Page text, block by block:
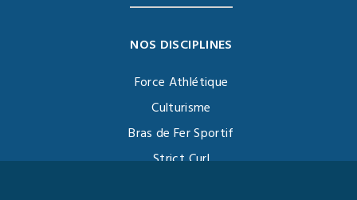
NOS DISCIPLINES
Force Athlétique
Culturisme
Bras de Fer Sportif
Strict Curl